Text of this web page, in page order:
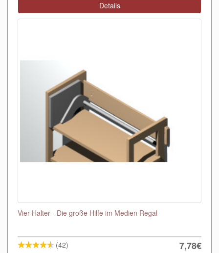
Details
Vier Halter - Die große Hilfe im Medien Regal
(42) 7,78€